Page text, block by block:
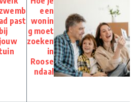
zwemb
ad past
bij
jouw
een
wonin
g moet
zoeken
in
Roose
ndaal